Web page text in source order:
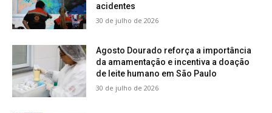
acidentes
30 de julho de 2026
Agosto Dourado reforça a importância
da amamentação e incentiva a doação
de leite humano em São Paulo
30 de julho de 2026